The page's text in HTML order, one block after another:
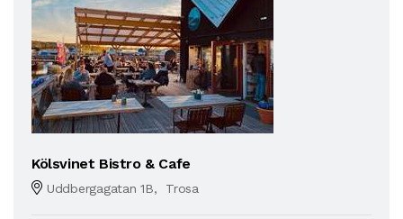
Kölsvinet Bistro & Cafe
Uddbergagatan 1B, Trosa